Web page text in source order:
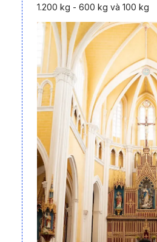
Nhà thờ cổ Xương Điền (Ảnh:
Đền Thánh Hưng Nghĩalà một
đẹp nhất Nam Định. Nhà thờ có kiến
màu tối đậm dấu ấn cổ điển. Nhìn
một lâu đài. Bạn sẽ không khỏi
giáo xứ Hưng Nghĩa, cảm giác như
lâu đài nguy nga, tráng lệ với những
Thánh Hưng Nghĩa được xây dựng
tỉ mỉ, gợi liên tưởng tới ngôi trường
Harry Potter.
1.200 kg - 600 kg và 100 kg